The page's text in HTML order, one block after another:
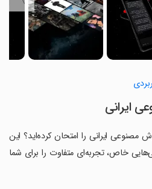
ایرانی
مصنوعی ایرانی را امتحان کرده‌اید؟ این
خاص، تجربه‌ای متفاوت را برای شما